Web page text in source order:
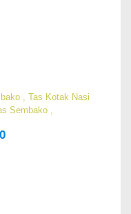
Sembako ,